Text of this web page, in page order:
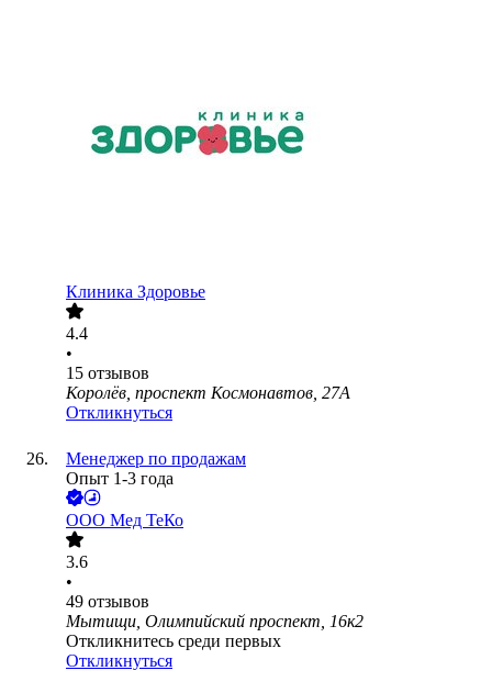
Клиника Здоровье
4.4
•
15 отзывов
Королёв, проспект Космонавтов, 27А
Откликнуться
Менеджер по продажам
Опыт 1-3 года
ООО Мед ТеКо
3.6
•
49 отзывов
Мытищи, Олимпийский проспект, 16к2
Откликнитесь среди первых
Откликнуться